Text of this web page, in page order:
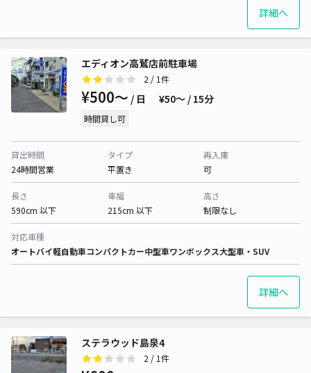
詳細へ
エディオン高鷲店前駐車場
2 / 1件
¥500〜 / 日 ¥50〜 / 15分
時間貸し可
貸出時間
24時間営業
タイプ
平置き
再入庫
可
長さ
590cm 以下
車幅
215cm 以下
高さ
制限なし
対応車種
オートバイ軽自動車コンパクトカー中型車ワンボックス大型車・SUV
詳細へ
ステラウッド島泉4
2 / 1件